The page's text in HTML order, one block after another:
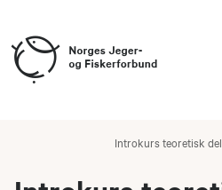
Introkurs teoretisk